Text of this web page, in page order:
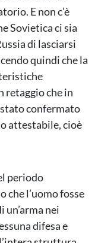
E non c’è
Sovietica ci sia
di lasciarsi
quindi che la
retaggio che in
stato confermato
attestabile, cioè
periodo
che l’uomo fosse
nei
difesa e